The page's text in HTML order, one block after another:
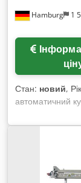
Hamburg 1
Стан: новий,
автоматичний
термозбіжної
відвід
6Бар / 0,1м³/
продукту (мм):
машини (мм):